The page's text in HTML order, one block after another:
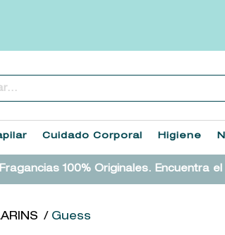
Cuidado Corporal Higiene
Fragancias 100% Originales. Encuentra
Guess
1.
heathcote
2 .
sol ipanema
3.
flowerbomb
4.
cleanance